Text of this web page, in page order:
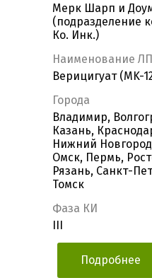
Мерк Шарп и
(подразделение
Ко. Инк.)
Наименование ЛП
Верицигуат (MK-
Города
Владимир,
Казань,
Нижний
Омск, Пермь,
Рязань, Санкт-
Томск
Фаза КИ
Подробнее